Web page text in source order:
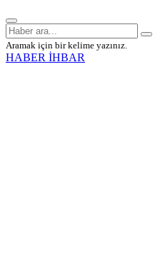
Aramak için bir kelime yazınız.
HABER İHBAR